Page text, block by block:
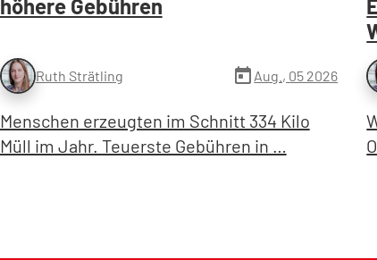
höhere Gebühren
Ruth Strätling todayAug., 05 2026
Menschen erzeugten im Schnitt 334 Kilo
Müll im Jahr. Teuerste Gebühren in …